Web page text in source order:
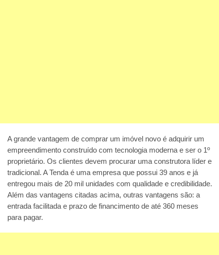
A grande vantagem de comprar um imóvel novo é adquirir um
empreendimento construído com tecnologia moderna e ser o 1º
proprietário. Os clientes devem procurar uma construtora líder e
tradicional. A Tenda é uma empresa que possui 39 anos e já
entregou mais de 20 mil unidades com qualidade e credibilidade.
Além das vantagens citadas acima, outras vantagens são: a
entrada facilitada e prazo de financimento de até 360 meses
para pagar.